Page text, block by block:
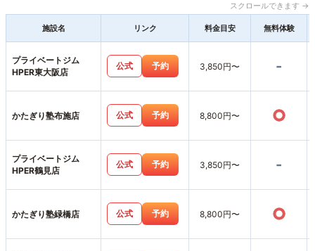
スクロールできます →
施設名 リンク 料金目安 無料体験
プライベートジム
HPER東大阪店
公式 予約 3,850円〜 -
かたぎり塾布施店 公式 予約 8,800円〜 ○
プライベートジム
HPER鶴見店
公式 予約 3,850円〜 -
かたぎり塾緑橋店 公式 予約 8,800円〜 ○